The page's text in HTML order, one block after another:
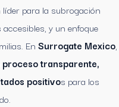
para la subrogación
y un enfoque
En Surrogate Mexico,
proceso transparente,
positivos para los